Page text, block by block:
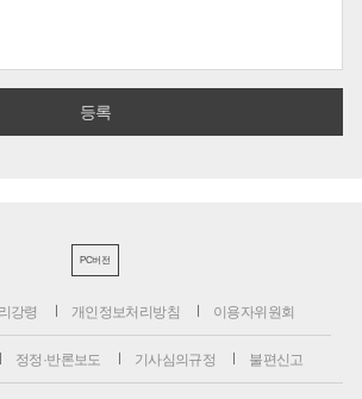
PC버전
강령 개인정보처리방침 이용자위원회
정정·반론보도 기사심의규정 불편신고